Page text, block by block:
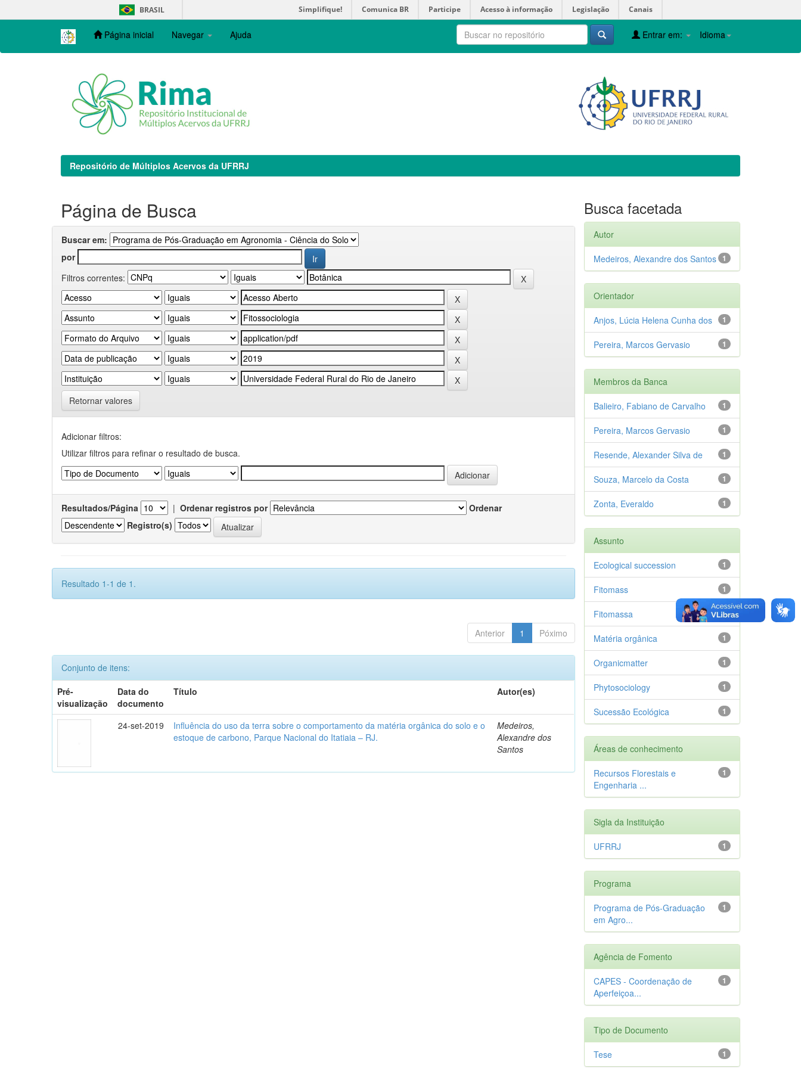
navigation
BRASIL Simplifique! Comunica BR Participe Acesso à informação Legislação Canais
Página inicial Navegar Ajuda Idioma
Entrar em:
Repositório de Múltiplos Acervos da UFRRJ
Página de Busca
Buscar em:
por
Filtros correntes:
Retornar valores
Adicionar filtros:
Utilizar filtros para refinar o resultado de busca.
Resultados/Página | Ordenar registros por
Ordenar
Registro(s)
Resultado 1-1 de 1.
Anterior 1 Póximo
Conjunto de itens:
Pré-
visualização
Data do
documento
Título Autor(es)
24-set-2019
Influência do uso da terra sobre o comportamento da matéria orgânica do solo e o
estoque de carbono, Parque Nacional do Itatiaia – RJ.
Medeiros,
Alexandre dos
Santos
Busca facetada
Autor
1
Medeiros, Alexandre dos Santos
Orientador
1
Anjos, Lúcia Helena Cunha dos
1
Pereira, Marcos Gervasio
Membros da Banca
1
Balieiro, Fabiano de Carvalho
1
Pereira, Marcos Gervasio
1
Resende, Alexander Silva de
1
Souza, Marcelo da Costa
1
Zonta, Everaldo
Assunto
1
Ecological succession
1
Fitomass
1
Fitomassa
1
Matéria orgânica
1
Organicmatter
1
Phytosociology
1
Sucessão Ecológica
Áreas de conhecimento
1
Recursos Florestais e
Engenharia ...
Sigla da Instituição
1
UFRRJ
Programa
1
Programa de Pós-Graduação
em Agro...
Agência de Fomento
1
CAPES - Coordenação de
Aperfeiçoa...
Tipo de Documento
1
Tese